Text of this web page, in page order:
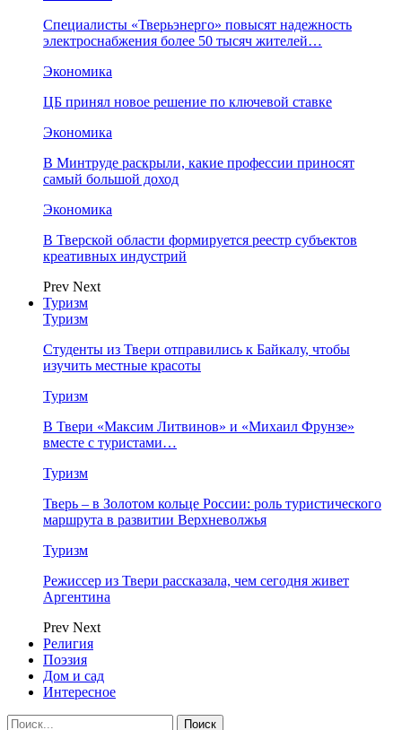
Специалисты «Тверьэнерго» повысят надежность
электроснабжения более 50 тысяч жителей…
Экономика
ЦБ принял новое решение по ключевой ставке
Экономика
В Минтруде раскрыли, какие профессии приносят
самый большой доход
Экономика
В Тверской области формируется реестр субъектов
креативных индустрий
Prev Next
Туризм
Туризм
Студенты из Твери отправились к Байкалу, чтобы
изучить местные красоты
Туризм
В Твери «Максим Литвинов» и «Михаил Фрунзе»
вместе с туристами…
Туризм
Тверь – в Золотом кольце России: роль туристического
маршрута в развитии Верхневолжья
Туризм
Режиссер из Твери рассказала, чем сегодня живет
Аргентина
Prev Next
Религия
Поэзия
Дом и сад
Интересное